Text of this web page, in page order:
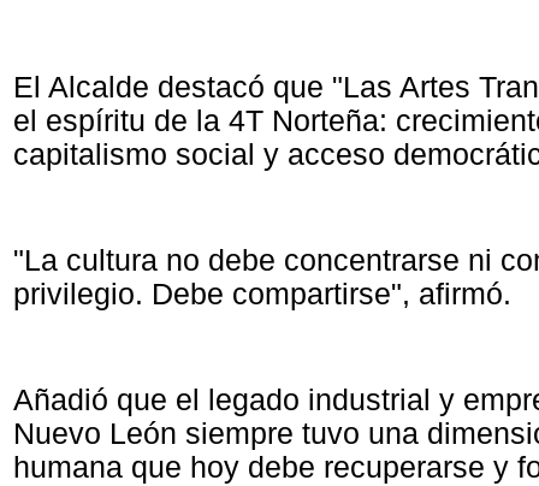
El Alcalde destacó que "Las Artes
el espíritu de la 4T Norteña:
capitalismo social y acceso
"La cultura no debe concentrarse ni
privilegio. Debe compartirse", afirmó.
Añadió que el legado industrial y
Nuevo León siempre tuvo una
humana que hoy debe recuperarse y